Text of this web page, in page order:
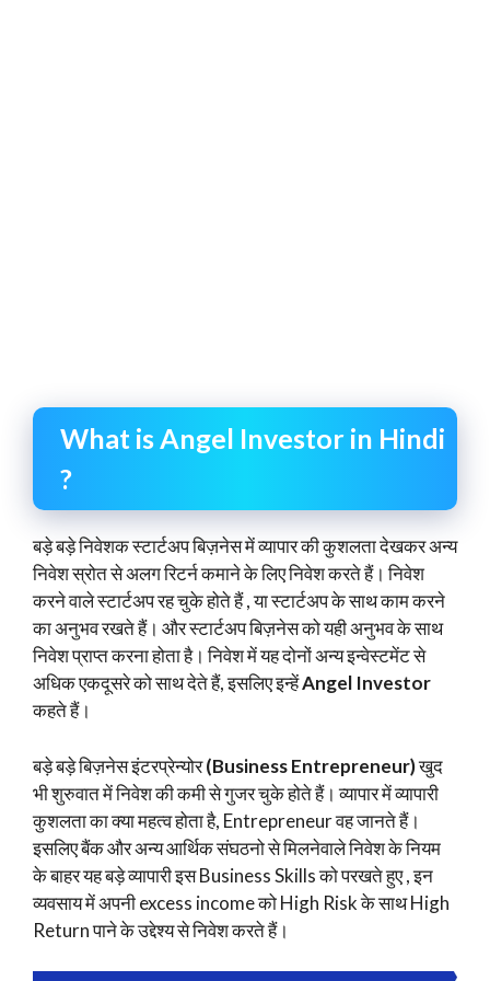
What is Angel Investor in Hindi
?
बड़े बड़े निवेशक स्टार्टअप बिज़नेस में व्यापार की कुशलता देखकर अन्य
निवेश स्रोत से अलग रिटर्न कमाने के लिए निवेश करते हैं। निवेश
करने वाले स्टार्टअप रह चुके होते हैं , या स्टार्टअप के साथ काम करने
का अनुभव रखते हैं। और स्टार्टअप बिज़नेस को यही अनुभव के साथ
निवेश प्राप्त करना होता है। निवेश में यह दोनों अन्य इन्वेस्टमेंट से
अधिक एकदूसरे को साथ देते हैं, इसलिए इन्हेंAngel Investor
कहते हैं।
बड़े बड़े बिज़नेस इंटरप्रेन्योर(Business Entrepreneur)खुद
भी शुरुवात में निवेश की कमी से गुजर चुके होते हैं। व्यापार में व्यापारी
कुशलता का क्या महत्व होता है, Entrepreneur वह जानते हैं।
इसलिए बैंक और अन्य आर्थिक संघठनो से मिलनेवाले निवेश के नियम
के बाहर यह बड़े व्यापारी इस Business Skills को परखते हुए , इन
व्यवसाय में अपनी excess income को High Risk के साथ High
Return पाने के उद्देश्य से निवेश करते हैं।